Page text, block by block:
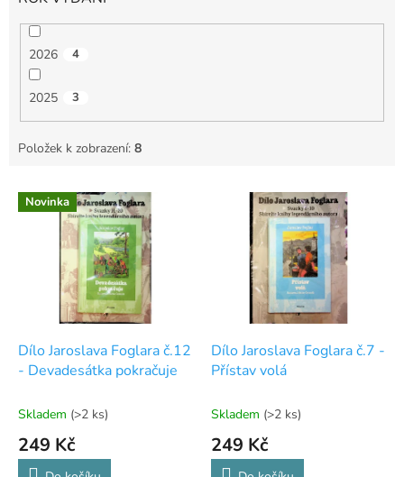
2026 4
2025 3
Položek k zobrazení: 8
V Novinka
Dílo Jaroslava Foglara č.12
- Devadesátka pokračuje
Skladem (>2 ks)
249 Kč
Dílo Jaroslava Foglara č.7 -
Přístav volá
Skladem (>2 ks)
249 Kč